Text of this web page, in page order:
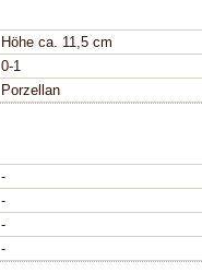
Höhe ca. 11,5 cm
0-1
Porzellan
-
-
-
-